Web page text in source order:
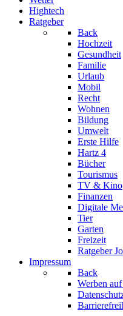
Hightech
Ratgeber
Back
Hochzeit
Gesundheit
Familie
Urlaub
Mobil
Recht
Wohnen
Bildung
Umwelt
Erste Hilfe
Hartz 4
Bücher
Tourismus
TV & Kino
Finanzen
Digitale
Tier
Garten
Freizeit
Ratgeber
Impressum
Back
Werben